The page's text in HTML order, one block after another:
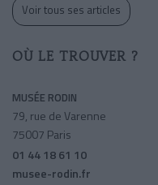
Voir tous ses articles
OÙ LE TROUVER ?
MUSÉE RODIN
79, rue de Varenne
75007 Paris
01 44 18 61 10
musee-rodin.fr